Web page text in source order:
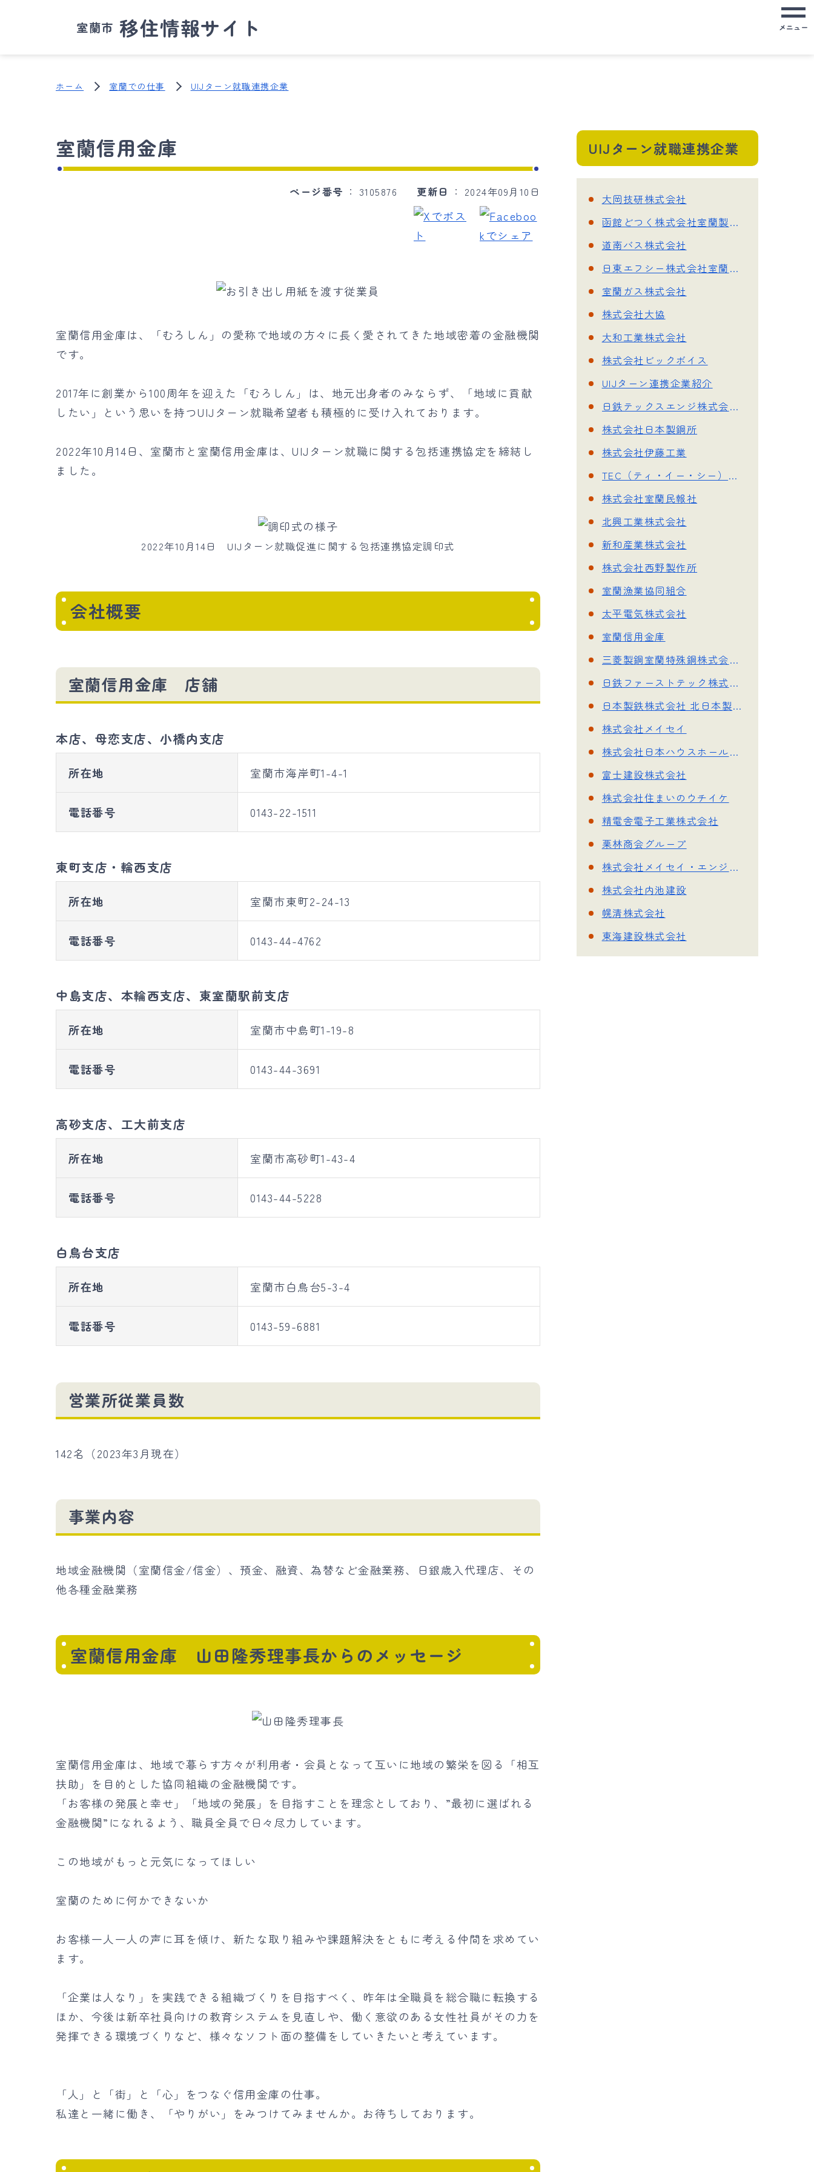
室蘭市 移住情報サイト メニュー
ホーム 室蘭での仕事 UIJターン就職連携企業
室蘭信用金庫
ページ番号 3105876 更新日 2024年09月10日
室蘭信用金庫は、「むろしん」の愛称で地域の方々に長く愛されてきた地域密着の金融機関
です。
2017年に創業から100周年を迎えた「むろしん」は、地元出身者のみならず、「地域に貢献
したい」という思いを持つUIJターン就職希望者も積極的に受け入れております。
2022年10月14日、室蘭市と室蘭信用金庫は、UIJターン就職に関する包括連携協定を締結し
ました。
2022年10月14日 UIJターン就職促進に関する包括連携協定調印式
会社概要
室蘭信用金庫 店舗
本店、母恋支店、小橋内支店
所在地 室蘭市海岸町1-4-1
電話番号 0143-22-1511
東町支店・輪西支店
所在地 室蘭市東町2-24-13
電話番号 0143-44-4762
中島支店、本輪西支店、東室蘭駅前支店
所在地 室蘭市中島町1-19-8
電話番号 0143-44-3691
高砂支店、工大前支店
所在地 室蘭市高砂町1-43-4
電話番号 0143-44-5228
白鳥台支店
所在地 室蘭市白鳥台5-3-4
電話番号 0143-59-6881
営業所従業員数
142名（2023年3月現在）
事業内容
地域金融機関（室蘭信金/信金）、預金、融資、為替など金融業務、日銀歳入代理店、その
他各種金融業務
室蘭信用金庫 山田隆秀理事長からのメッセージ
室蘭信用金庫は、地域で暮らす方々が利用者・会員となって互いに地域の繁栄を図る「相互
扶助」を目的とした協同組織の金融機関です。
「お客様の発展と幸せ」「地域の発展」を目指すことを理念としており、”最初に選ばれる
金融機関”になれるよう、職員全員で日々尽力しています。
この地域がもっと元気になってほしい
室蘭のために何かできないか
お客様一人一人の声に耳を傾け、新たな取り組みや課題解決をともに考える仲間を求めてい
ます。
「企業は人なり」を実践できる組織づくりを目指すべく、昨年は全職員を総合職に転換する
ほか、今後は新卒社員向けの教育システムを見直しや、働く意欲のある女性社員がその力を
発揮できる環境づくりなど、様々なソフト面の整備をしていきたいと考えています。
「人」と「街」と「心」をつなぐ信用金庫の仕事。
私達と一緒に働き、「やりがい」をみつけてみませんか。お待ちしております。
UIJターン就職連携企業
大岡技研株式会社
函館どつく株式会社室蘭製作所
道南バス株式会社
日東エフシー株式会社室蘭支店
室蘭ガス株式会社
株式会社大協
大和工業株式会社
株式会社ビックボイス
UIJターン連携企業紹介
日鉄テックスエンジ株式会社 北日本支店
株式会社日本製鋼所
株式会社伊藤工業
TEC（ティ・イー・シー）株式会社
株式会社室蘭民報社
北興工業株式会社
新和産業株式会社
株式会社西野製作所
室蘭漁業協同組合
太平電気株式会社
室蘭信用金庫
三菱製鋼室蘭特殊鋼株式会社 室蘭製作所
日鉄ファーストテック株式会社
日本製鉄株式会社 北日本製鉄所
株式会社メイセイ
株式会社日本ハウスホールディングス 室蘭営業所
富士建設株式会社
株式会社住まいのウチイケ
精電舎電子工業株式会社
栗林商会グループ
株式会社メイセイ・エンジニアリング
株式会社内池建設
幌清株式会社
東海建設株式会社